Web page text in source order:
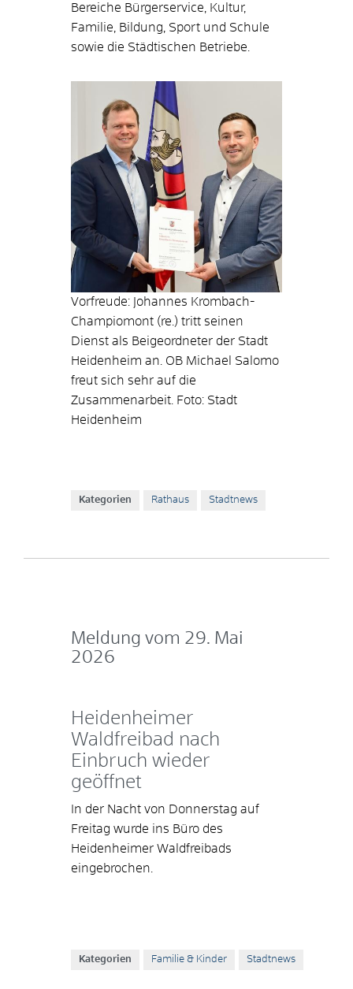
Bereiche Bürgerservice, Kultur,
Familie, Bildung, Sport und Schule
sowie die Städtischen Betriebe.
Vorfreude: Johannes Krombach-
Champiomont (re.) tritt seinen
Dienst als Beigeordneter der Stadt
Heidenheim an. OB Michael Salomo
freut sich sehr auf die
Zusammenarbeit. Foto: Stadt
Heidenheim
Kategorien Rathaus Stadtnews
Meldung vom 29. Mai
2026
Heidenheimer
Waldfreibad nach
Einbruch wieder
geöffnet
In der Nacht von Donnerstag auf
Freitag wurde ins Büro des
Heidenheimer Waldfreibads
eingebrochen.
Kategorien Familie & Kinder Stadtnews